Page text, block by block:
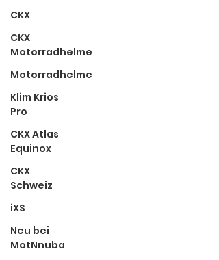
CKX
CKX
Motorradhelme
Motorradhelme
Klim Krios
Pro
CKX Atlas
Equinox
CKX
Schweiz
iXS
Neu bei
MotNnuba